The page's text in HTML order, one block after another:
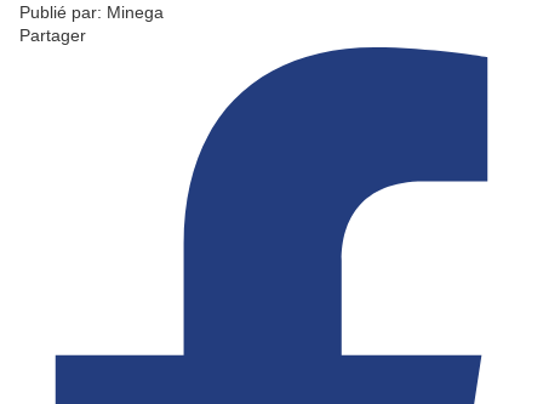
Publié par: Minega
Partager